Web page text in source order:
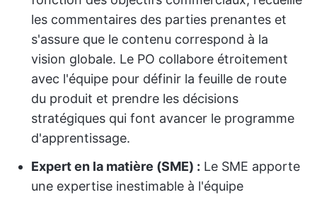
les commentaires des parties prenantes et
s'assure que le contenu correspond à la
vision globale. Le PO collabore étroitement
avec l'équipe pour définir la feuille de route
du produit et prendre les décisions
stratégiques qui font avancer le programme
d'apprentissage.
Expert en la matière (SME) : Le SME apporte
une expertise inestimable à l'équipe